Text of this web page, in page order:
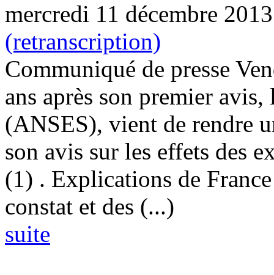
mercredi 11 décembre 2013
(retranscription)
Communiqué de presse
ans après son premier avis,
(ANSES), vient de rendre
son avis sur les effets des
(1) . Explications de
constat et des (...)
suite